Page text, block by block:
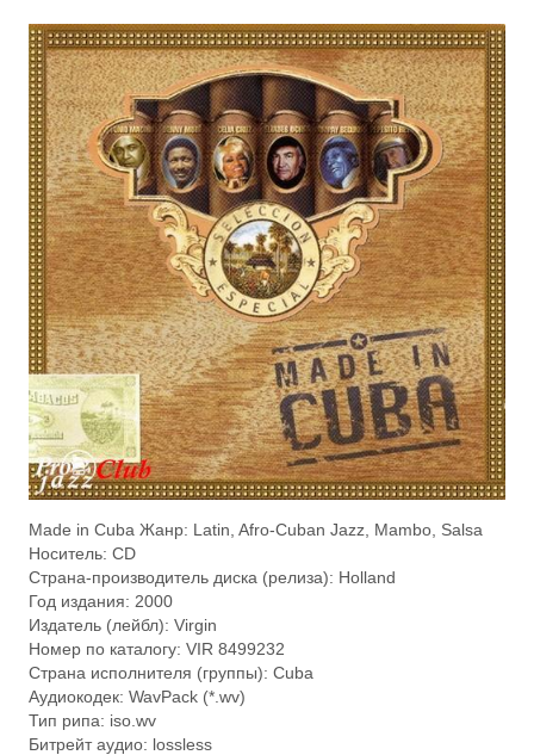
Made in Cuba Жанр: Latin, Afro-Cuban Jazz, Mambo, Salsa
Носитель: CD
Страна-производитель диска (релиза): Holland
Год издания: 2000
Издатель (лейбл): Virgin
Номер по каталогу: VIR 8499232
Страна исполнителя (группы): Cuba
Аудиокодек: WavPack (*.wv)
Тип рипа: iso.wv
Битрейт аудио: lossless